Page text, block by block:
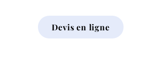
Devis en ligne